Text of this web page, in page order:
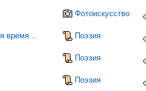
Фотоискусство
время... Поэзия
Поэзия
Поэзия